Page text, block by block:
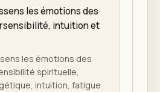
les émotions des
intuition et
les émotions des
spirituelle,
intuition, fatigue